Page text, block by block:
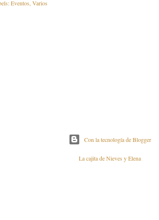
Eventos Varios
Con la tecnología de Blogger
La cajita de Nieves y Elena